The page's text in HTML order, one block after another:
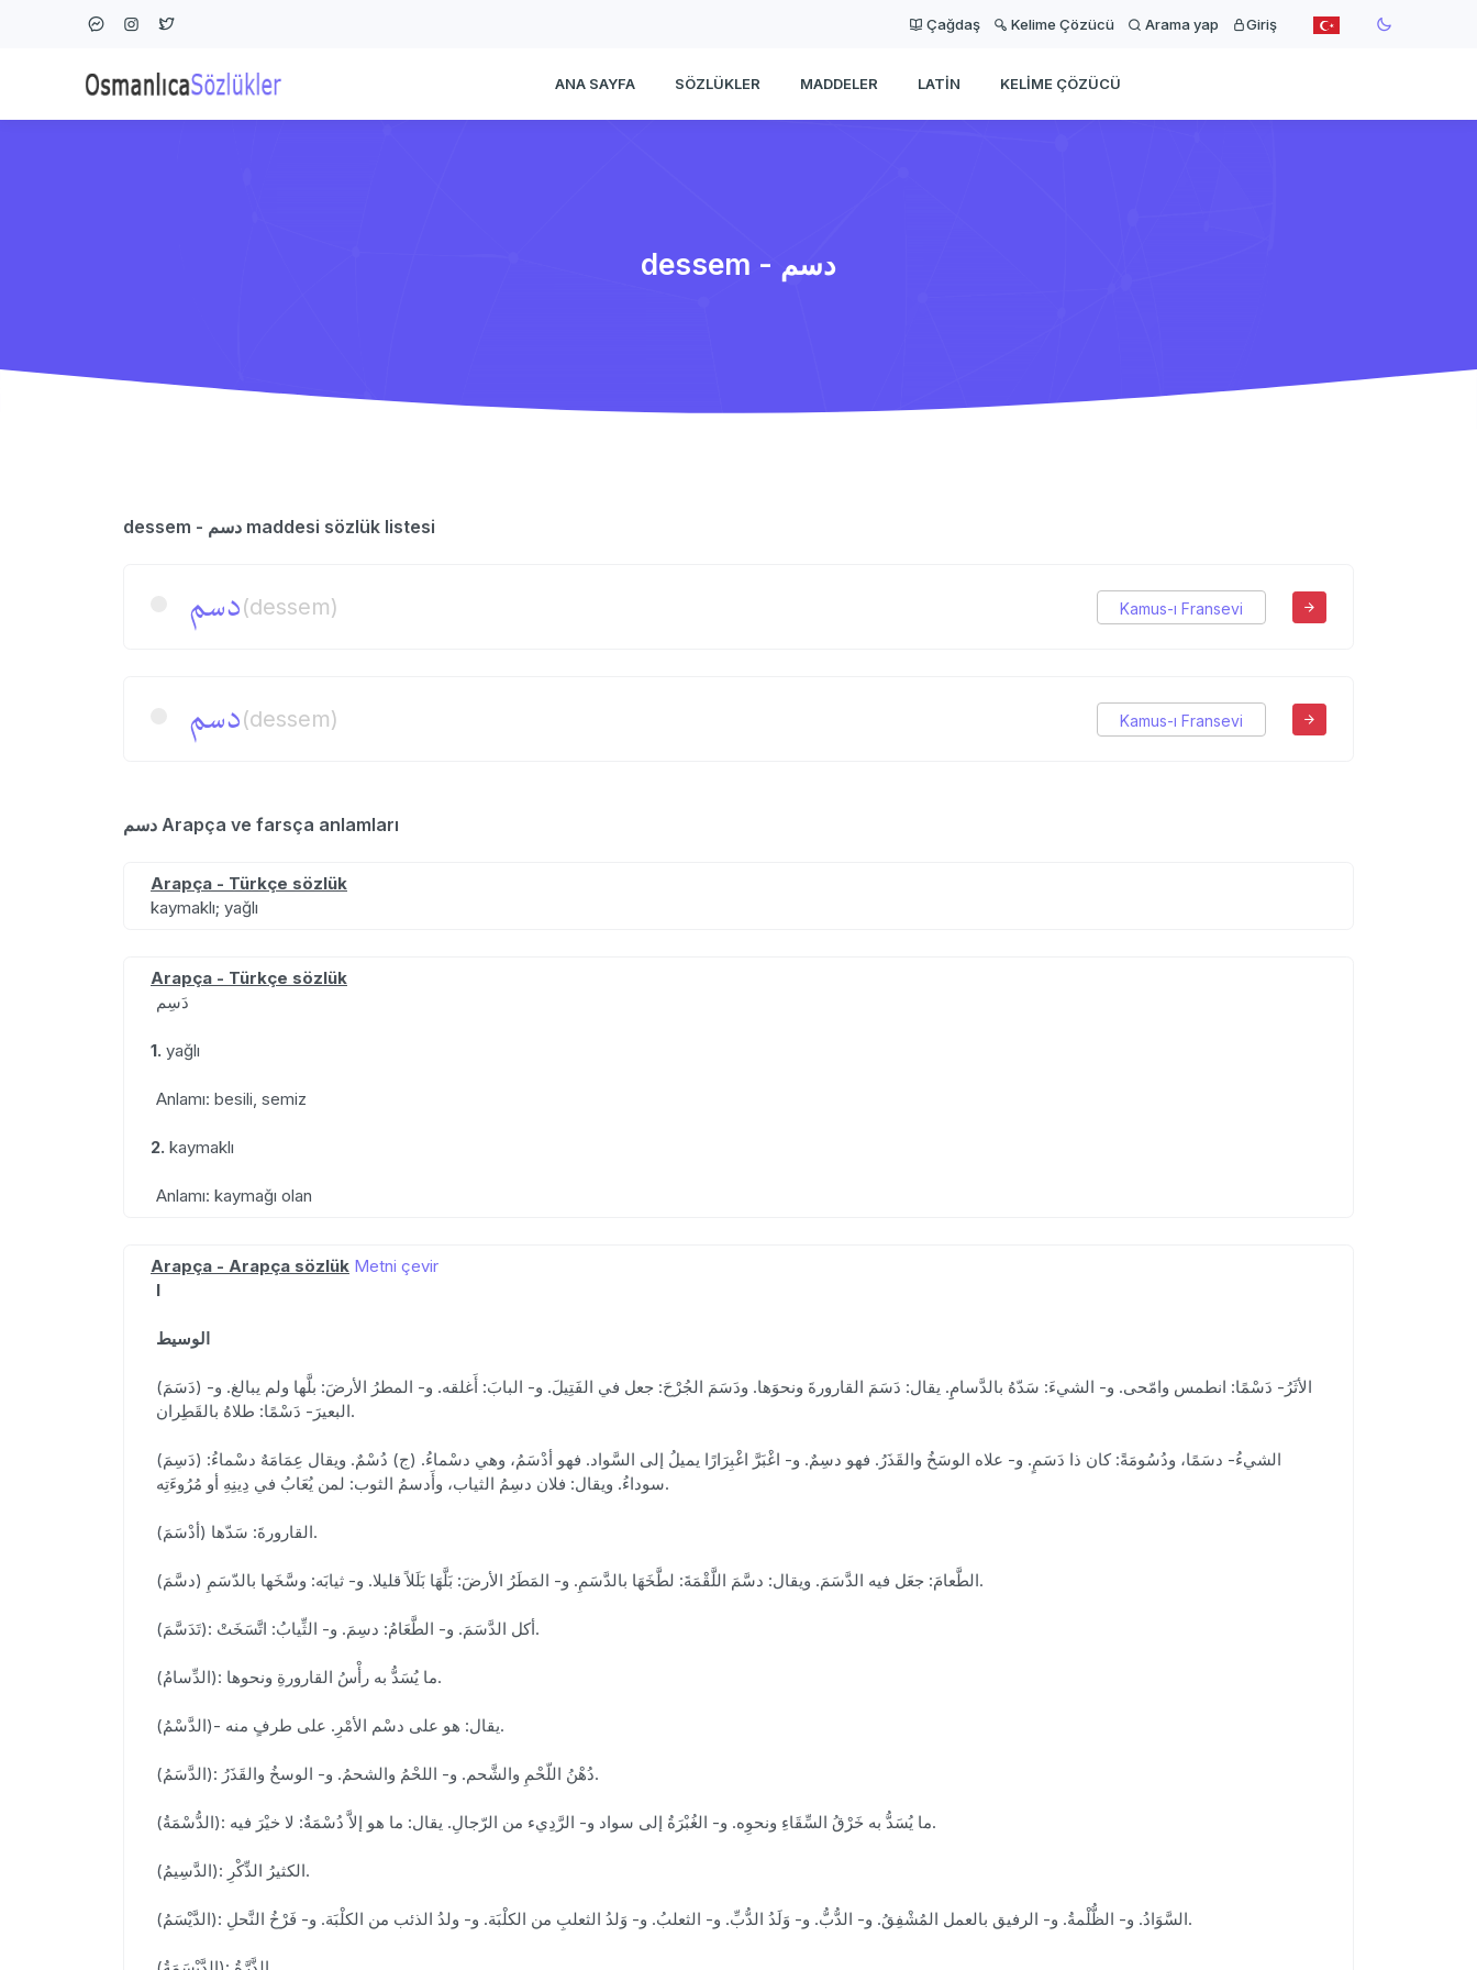
Çağdaş Kelime Çözücü Arama yap Giriş
ANA SAYFA SÖZLÜKLER MADDELER LATIN KELIME ÇÖZÜCÜ
dessem - دسم
dessem - دسم maddesi sözlük listesi
دسم(dessem) Kamus-ı Fransevi
دسم(dessem) Kamus-ı Fransevi
دسم Arapça ve farsça anlamları
Arapça - Türkçe sözlük
kaymaklı; yağlı
Arapça - Türkçe sözlük
دَسِم
1. yağlı
Anlamı: besili, semiz
2. kaymaklı
Anlamı: kaymağı olan
Arapça - Arapça sözlük Metni çevir
I
الوسيط
(دَسَمَ) الأثَرُ- دَسْمًا: انطمس وامّحى. و- الشيءَ: سَدّهُ بالدَّسامِِ. يقال: دَسَمَ القارورةَ ونحوَها. ودَسَمَ الجُرْحَ: جعل في الفَتِيلَ. و- البابَ: أَغلقه. و- المطرُ الأرضَ: بلَّها ولم يبالغ. و-
البعيرَ- دَسْمًا: طلاهُ بالقَطِران.
(دَسِمَ) الشيءُ- دسَمًا، ودُسُومَةً: كان ذا دَسَمٍ. و- علاه الوسَخُ والقَذَرُ. فهو دسِمٌ. و- اغْبَرَّ اغْبِرَارًا يميلُ إلى السَّواد. فهو أدْسَمُ، وهي دسْماءُ. (ج) دُسْمٌ. ويقال عِمَامَهٌ دسْماءُ:
سوداءُ. ويقال: فلان دسِمُ الثياب، وأَدسمُ الثوب: لمن يُعَابُ في دِينِهِ أو مُرُوءَتِه.
(أدْسَمَ) القارورةَ: سَدّها.
(دسَّمَ) الطَّعامَ: جعَل فيه الدَّسَمَ. ويقال: دسَّمَ اللَّقْمَةَ: لطَّخَهَا بالدَّسَمِ. و- المَطَرُ الأرضَ: بَلَّهَا بَلَلاً قليلا. و- ثيابَه: وسَّخَها بالدّسَمِ.
(تَدَسَّمَ): أكل الدَّسَمَ. و- الطَّعَامُ: دسِمَ. و- الثِّيابُ: اتَّسَخَتْ.
(الدِّسامُ): ما يُسَدُّ به رأْسُ القارورةِ ونحوها.
(الدَّسْمُ)- يقال: هو على دسْم الأمْرِ. على طرفٍ منه.
(الدَّسَمُ): دُهْنُ اللّحْمِ والشَّحم. و- اللحْمُ والشحمُ. و- الوسخُ والقَذَرُ.
(الدُّسْمَةُ): ما يُسَدُّ به خَرْقُ السِّقَاءِ ونحوِه. و- الغُبْرَةُ إلى سواد و- الرَّدِيء من الرّجالِ. يقال: ما هو إلاَّ دُسْمَةٌ: لا خيْرَ فيه.
(الدَّسِيمُ): الكثيرُ الذِّكْرِ.
(الدَّيْسَمُ): السَّوَادُ. و- الظُّلْمةُ. و- الرفيق بالعمل المُشْفِقُ. و- الدُّبُّ. و- وَلَدُ الدُّبِّ. و- الثعلبُ. و- وَلدُ الثعلبِ من الكلْبَة. و- ولدُ الذئب من الكلْبَة. و- فَرْخُ النَّحلِ.